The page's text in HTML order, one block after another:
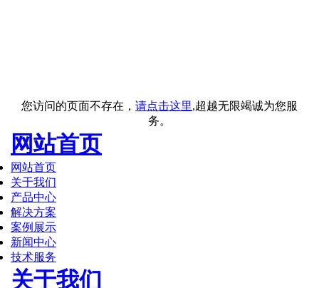
您访问的页面不存在， 请点击这里,超越无限竭诚为您服
务。
网站首页
网站首页
关于我们
产品中心
解决方案
案例展示
新闻中心
技术服务
关于我们